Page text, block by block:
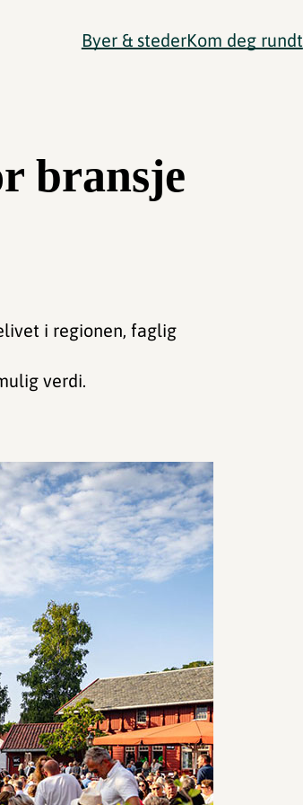
Byer & stederKom deg rundt
bransje
i regionen, faglig
verdi.